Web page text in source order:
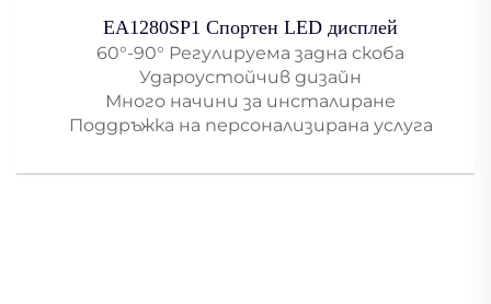
EA1280SP1 Спортен LED дисплей
60°-90° Регулируема задна скоба
Удароустойчив дизайн
Много начини за инсталиране
Поддръжка на персонализирана услуга